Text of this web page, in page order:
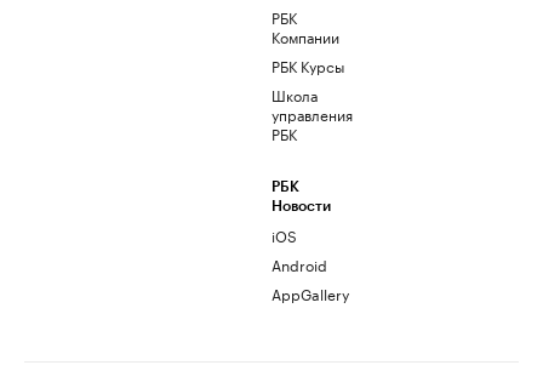
РБК
Компании
РБК Курсы
Школа
управления
РБК
РБК
Новости
iOS
Android
AppGallery